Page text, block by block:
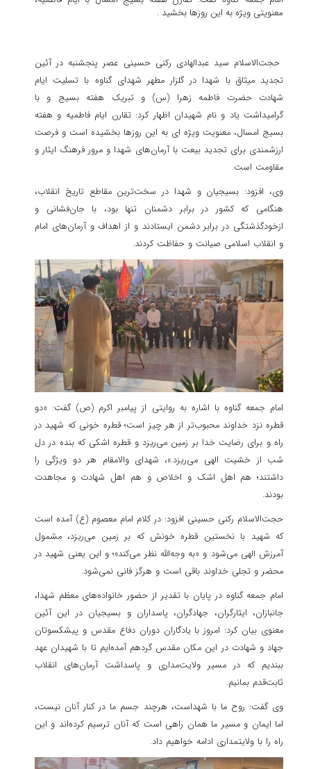
معنویتی ویژه به این روزها بخشید .
حجت‌الاسلام سید عبدالهادی رکنی حسینی عصر پنجشنبه در آئین
تجدید میثاق با شهدا در گلزار مطهر شهدای گناوه با تسلیت ایام
شهادت حضرت فاطمه زهرا (س) و تبریک هفته بسیج و با
گرامیداشت یاد و نام شهیدان اظهار کرد: تقارن ایام فاطمیه و هفته
بسیج امسال، معنویت ویژه ای به این روزها بخشیده است و فرصت
ارزشمندی برای تجدید بیعت با آرمان‌های شهدا و مرور فرهنگ ایثار و
مقاومت است.
وی، افزود: بسیجیان و شهدا در سخت‌ترین مقاطع تاریخ انقلاب،
هنگامی که کشور در برابر دشمنان تنها بود، با جان‌فشانی و
ازخودگذشتگی در برابر دشمن ایستادند و از اهداف و آرمان‌های امام
و انقلاب اسلامی صیانت و حفاظت کردند.
امام جمعه گناوه با اشاره به روایتی از پیامبر اکرم (ص) گفت: «دو
قطره نزد خداوند محبوب‌تر از هر چیز است؛ قطره خونی که شهید در
راه و برای رضایت خدا بر زمین می‌ریزد و قطره اشکی که بنده در دل
شب از خشیت الهی می‌ریزد.»، شهدای والامقام هر دو ویژگی را
داشتند؛ هم اهل اشک و اخلاص و هم اهل شهادت و مجاهدت
بودند.
حجت‌الاسلام رکنی حسینی افزود: در کلام امام معصوم (ع) آمده است
که شهید با نخستین قطره خونش که بر زمین می‌ریزد، مشمول
آمرزش الهی می‌شود و «به وجه‌الله نظر می‌کند»؛ و این یعنی شهید در
محضر و تجلی خداوند باقی است و هرگز فانی نمی‌شود.
امام جمعه گناوه در پایان با تقدیر از حضور خانواده‌های معظم شهدا،
جانبازان، ایثارگران، جهادگران، پاسداران و بسیجیان در این آئین
معنوی بیان کرد: امروز با یادگاران دوران دفاع مقدس و پیشکسوتان
جهاد و شهادت در این مکان مقدس گردهم آمده‌ایم تا با شهیدان عهد
ببندیم که در مسیر ولایت‌مداری و پاسداشت آرمان‌های انقلاب
ثابت‌قدم بمانیم.
وی گفت: روح ما با شهداست، هرچند جسم ما در کنار آنان نیست،
اما ایمان و مسیر ما همان راهی است که آنان ترسیم کرده‌اند و این
راه را با ولایتمداری ادامه خواهیم داد.